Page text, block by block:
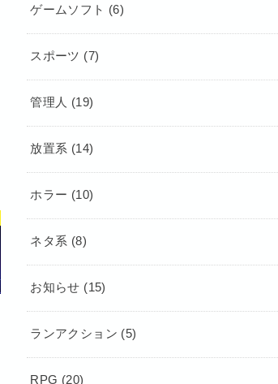
ゲームソフト (6)
スポーツ (7)
管理人 (19)
放置系 (14)
ホラー (10)
ネタ系 (8)
お知らせ (15)
ランアクション (5)
RPG (20)